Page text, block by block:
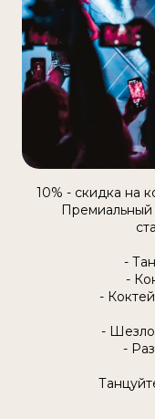
10% - скидка на
Премиальный
-
-
-
-
-